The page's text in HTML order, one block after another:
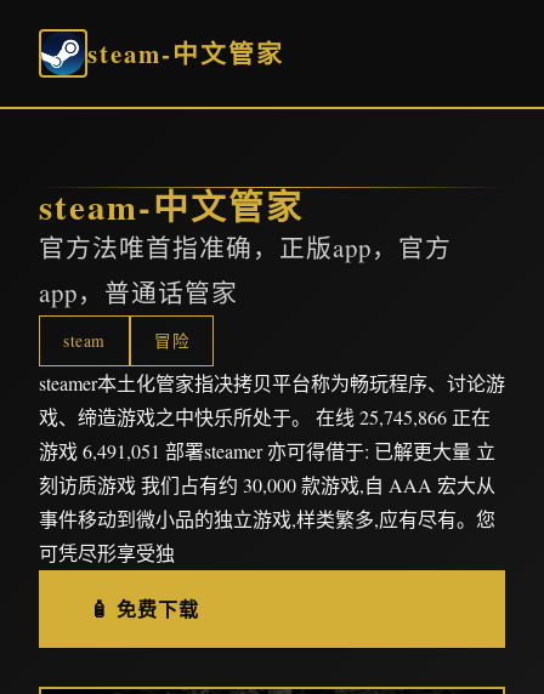
steam-中文管家
steam-中文管家
官方法唯首指准确，正版app，官方
app，普通话管家
steam 冒险
steamer本土化管家指决拷贝平台称为畅玩程序、讨论游
戏、缔造游戏之中快乐所处于。 在线 25,745,866 正在
游戏 6,491,051 部署steamer 亦可得借于: 已解更大量 立
刻访质游戏 我们占有约 30,000 款游戏,自 AAA 宏大从
事件移动到微小品的独立游戏,样类繁多,应有尽有。您
可凭尽形享受独
🧴 免费下载